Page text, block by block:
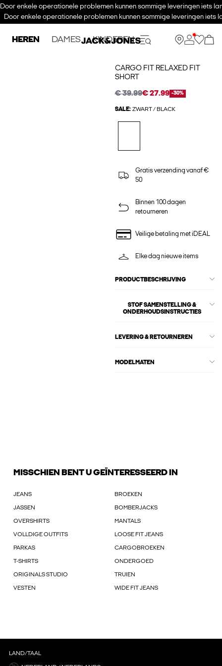
Door enkele operationele problemen kunnen sommige leveringen iets
Door enkele operationele problemen kunnen sommige leveringen
HEREN DAMES KINDEREN
CARGO FIT RELAXED FIT
SHORT
€ 39.99€ 27.99 -30%
SALE: ZWART / BLACK
Gratis verzending vanaf €
50
Binnen 100 dagen
retourneren
Veilige betaling met iDEAL
Elke dag nieuwe items
PRODUCTBESCHRIJVING
STOF SAMENSTELLING &
ONDERHOUDSINSTRUCTIES
LEVERING & RETOURNEREN
MODELMATEN
MISSCHIEN BENT U GEÏNTERESSEERD IN
JEANS BROEKEN
JASSEN BOMBERJACKS
OVERSHIRTS MANTALS
VOLLDIGE OUTFITS LOOSE FIT JEANS
PARKAS CARGOBROEKEN
T-SHIRTS ONDERGOED
ORIGINALS STUDIO TRUIEN
VESTEN WIDE FIT JEANS
LAND/TAAL